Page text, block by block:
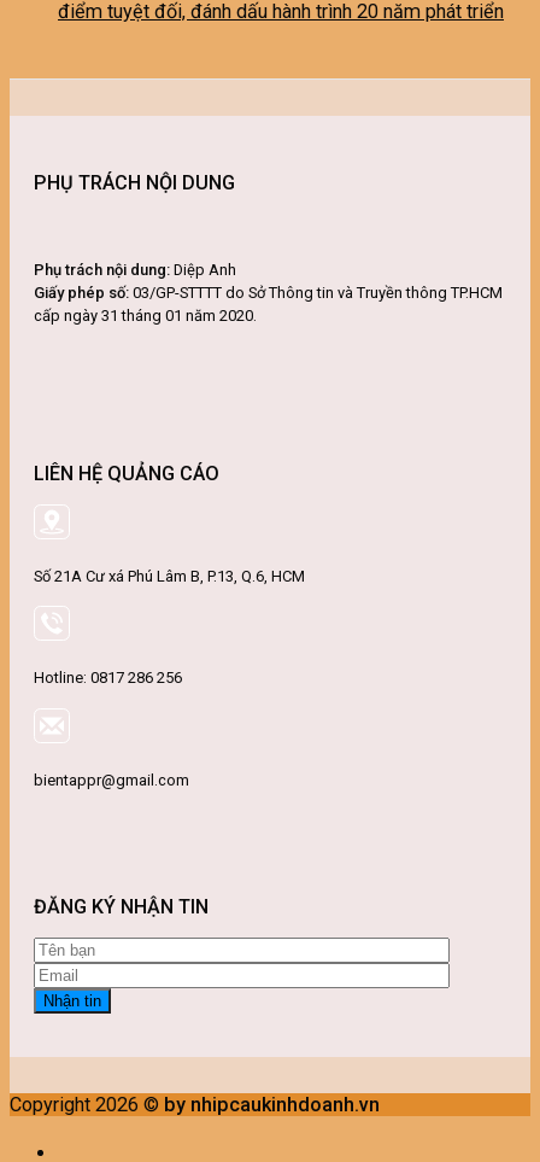
điểm tuyệt đối, đánh dấu hành trình 20 năm phát triển
PHỤ TRÁCH NỘI DUNG
Phụ trách nội dung: Diệp Anh
Giấy phép số: 03/GP-STTTT do Sở Thông tin và Truyền thông TP.HCM
cấp ngày 31 tháng 01 năm 2020.
LIÊN HỆ QUẢNG CÁO
Số 21A Cư xá Phú Lâm B, P.13, Q.6, HCM
Hotline: 0817 286 256
bientappr@gmail.com
ĐĂNG KÝ NHẬN TIN
Copyright 2026 © by nhipcaukinhdoanh.vn